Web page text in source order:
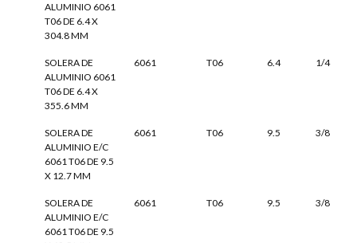
ALUMINIO 6061
T06 DE 6.4 X
304.8 MM
SOLERA DE
ALUMINIO 6061
T06 DE 6.4 X
355.6 MM
6061 T06 6.4 1/4
SOLERA DE
ALUMINIO E/C
6061 T06 DE 9.5
X 12.7 MM
6061 T06 9.5 3/8
SOLERA DE
ALUMINIO E/C
6061 T06 DE 9.5
6061 T06 9.5 3/8